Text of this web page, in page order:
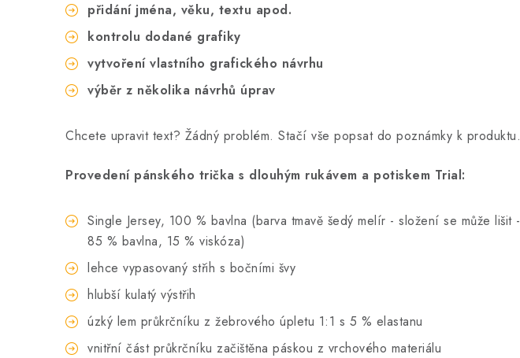
přidání jména, věku, textu apod.
kontrolu dodané grafiky
vytvoření vlastního grafického návrhu
výběr z několika návrhů úprav
Chcete upravit text? Žádný problém. Stačí vše popsat do poznámky k produktu.
Provedení pánského trička s dlouhým rukávem a potiskem Trial:
Single Jersey, 100 % bavlna (barva tmavě šedý melír - složení se může lišit -
85 % bavlna, 15 % viskóza)
lehce vypasovaný střih s bočními švy
hlubší kulatý výstřih
úzký lem průkrčníku z žebrového úpletu 1:1 s 5 % elastanu
vnitřní část průkrčníku začištěna páskou z vrchového materiálu